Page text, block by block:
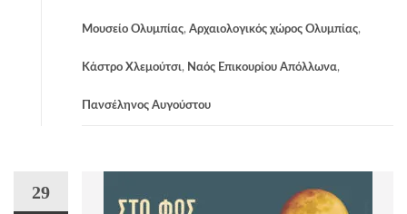
Μουσείο Ολυμπίας, Αρχαιολογικός χώρος Ολυμπίας,
Κάστρο Χλεμούτσι, Ναός Επικουρίου Απόλλωνα,
Πανσέληνος Αυγούστου
29